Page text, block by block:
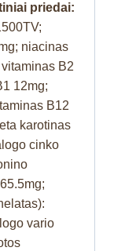
priedai:
niacinas
B2
12mg;
B12
karotinas
cinko
vario